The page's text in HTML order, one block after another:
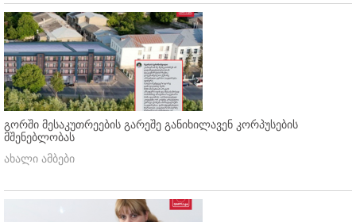
გორში მესაკუთრეების გარეშე განიხილავენ კორპუსების
მშენებლობას
ახალი ამბები